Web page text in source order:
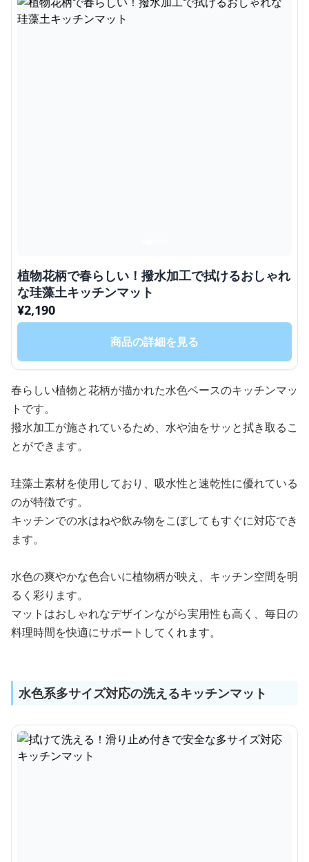
植物花柄で春らしい！撥水加工で拭けるおしゃれ
な珪藻土キッチンマット
¥2,190
商品の詳細を見る
春らしい植物と花柄が描かれた水色ベースのキッチンマッ
トです。
撥水加工が施されているため、水や油をサッと拭き取るこ
とができます。
珪藻土素材を使用しており、吸水性と速乾性に優れている
のが特徴です。
キッチンでの水はねや飲み物をこぼしてもすぐに対応でき
ます。
水色の爽やかな色合いに植物柄が映え、キッチン空間を明
るく彩ります。
マットはおしゃれなデザインながら実用性も高く、毎日の
料理時間を快適にサポートしてくれます。
水色系多サイズ対応の洗えるキッチンマット